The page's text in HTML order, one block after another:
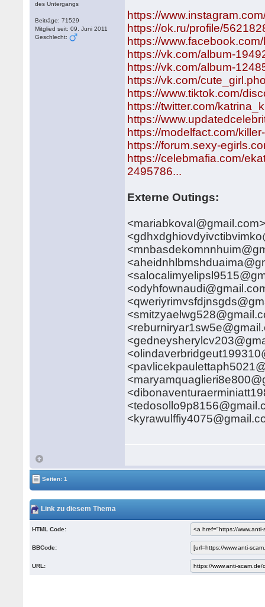
des Untergangs
Beiträge: 71529
Mitglied seit: 09. Juni 2011
Geschlecht:
https://
https://ok.ru/profile/
https://
https://vk.com/album-
https://vk.com/album-
https://vk.com/
https://www.tiktok.com/
https://twitter.com/
https://
https://modelfact.com/
https://forum.sexy-
https://celebmafia.com/
2495786...
Externe Outings:
Seiten: 1
Link zu diesem Thema
HTML Code:
BBCode:
URL: